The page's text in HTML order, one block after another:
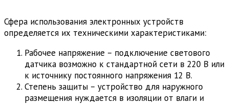
Сфера использования электронных устройств
определяется их техническими характеристиками:
Рабочее напряжение – подключение светового
датчика возможно к стандартной сети в 220 В или
к источнику постоянного напряжения 12 В.
Степень защиты – устройство для наружного
размещения нуждается в изоляции от влаги и